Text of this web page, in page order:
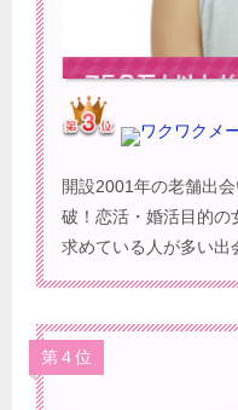
ワクワクメ
開設2001年の老舗出
破！恋活・婚活目的の
求めている人が多い出
第４位